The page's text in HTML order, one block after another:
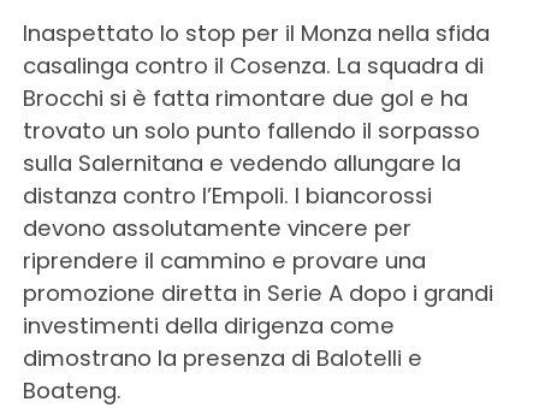
Inaspettato lo stop per il Monza nella sfida
casalinga contro il Cosenza. La squadra di
Brocchi si è fatta rimontare due gol e ha
trovato un solo punto fallendo il sorpasso
sulla Salernitana e vedendo allungare la
distanza contro l’Empoli. I biancorossi
devono assolutamente vincere per
riprendere il cammino e provare una
promozione diretta in Serie A dopo i grandi
investimenti della dirigenza come
dimostrano la presenza di Balotelli e
Boateng.